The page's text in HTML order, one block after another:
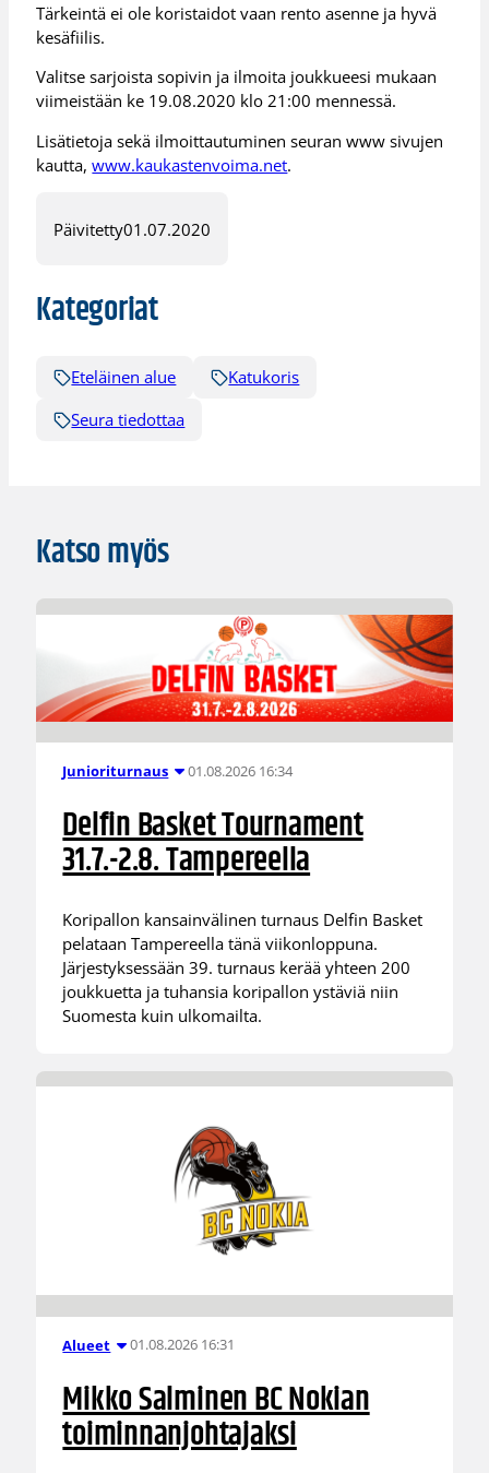
Tärkeintä ei ole koristaidot vaan rento asenne ja hyvä
kesäfiilis.
Valitse sarjoista sopivin ja ilmoita joukkueesi mukaan
viimeistään ke 19.08.2020 klo 21:00 mennessä.
Lisätietoja sekä ilmoittautuminen seuran www sivujen
kautta,www.kaukastenvoima.net.
Päivitetty01.07.2020
Kategoriat
Eteläinen alue
Katukoris
Seura tiedottaa
Katso myös
Junioriturnaus 01.08.2026 16:34
Delfin Basket Tournament
31.7.-2.8. Tampereella
Koripallon kansainvälinen turnaus Delfin Basket
pelataan Tampereella tänä viikonloppuna.
Järjestyksessään 39. turnaus kerää yhteen 200
joukkuetta ja tuhansia koripallon ystäviä niin
Suomesta kuin ulkomailta.
Alueet 01.08.2026 16:31
Mikko Salminen BC Nokian
toiminnanjohtajaksi